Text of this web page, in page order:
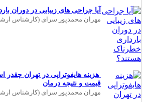
آیا جراحی های زیبایی در دوران
مهران محمدپور سرای (کارشناس
هزینه هایفوتراپی در تهران
قیمت و نتیجه درمان
مهران محمدپور سرای (کارشناس